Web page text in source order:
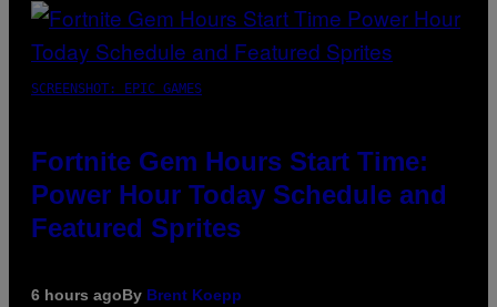
SCREENSHOT: EPIC GAMES
Fortnite Gem Hours Start Time:
Power Hour Today Schedule and
Featured Sprites
6 hours agoBy Brent Koepp